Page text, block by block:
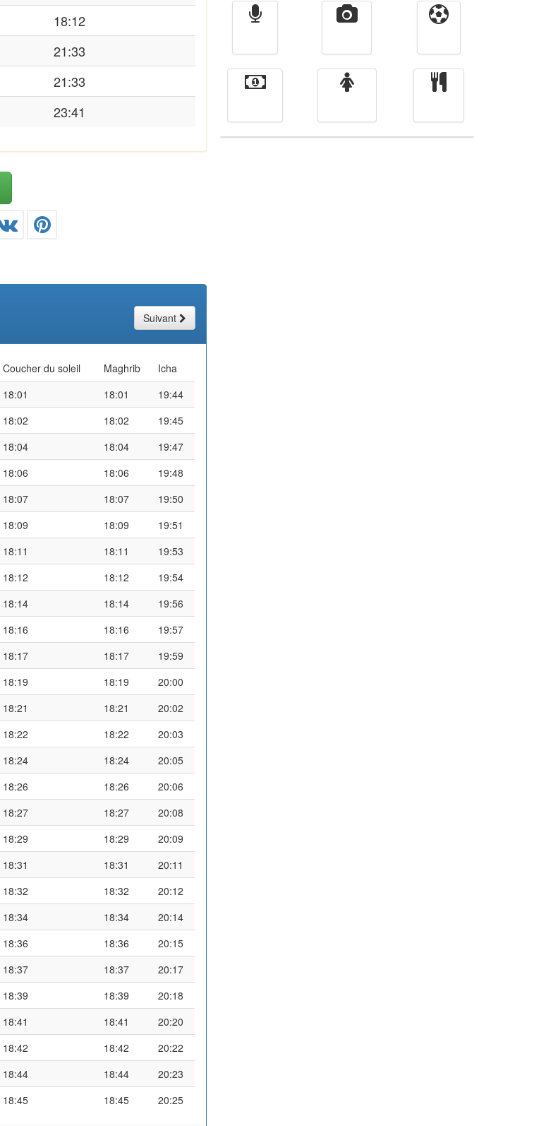
18:12
21:33
21:33
23:41
Suivant
Coucher du soleil Maghrib
Icha
18:01 18:01
19:44
18:02 18:02
19:45
18:04 18:04
19:47
18:06 18:06
19:48
18:07 18:07
19:50
18:09 18:09
19:51
18:11 18:11
19:53
18:12 18:12
19:54
18:14 18:14
19:56
18:16 18:16
19:57
18:17 18:17
19:59
18:19 18:19
20:00
18:21 18:21
20:02
18:22 18:22
20:03
18:24 18:24
20:05
18:26 18:26
20:06
18:27 18:27
20:08
18:29 18:29
20:09
18:31 18:31
20:11
18:32 18:32
20:12
18:34 18:34
20:14
18:36 18:36
20:15
18:37 18:37
20:17
18:39 18:39
20:18
18:41 18:41
20:20
18:42 18:42
20:22
18:44 18:44
20:23
18:45 18:45 20:25